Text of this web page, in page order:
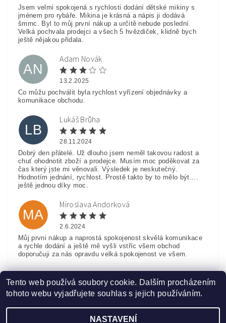
Jsem velmi spokojená s rychlosti dodání dětské mikiny s
jménem pro rybáře. Mikina je krásná a nápis ji dodává
šmrnc. Byl to můj první nákup a určitě nebude poslední.
Velká pochvala prodejci a všech 5 hvězdiček, klidně bych
ještě nějakou přidala.
AN
Adam Novák
13.2.2025
Co můžu pochválit byla rychlost vyřízení objednávky a
komunikace obchodu.
LB
Lukáš Brůha
28.11.2024
Dobrý den přátelé. Už dlouho jsem neměl takovou radost a
chuť ohodnotit zboží a prodejce. Musím moc poděkovat za
čas který jste mi věnovali. Výsledek je neskutečný.
Hodnotím jednání, rychlost. Prostě takto by to mělo být....
ještě jednou díky moc.
MA
Miroslava Andorková
2.6.2024
Můj prvni nákup a naprostá spokojenost skvělá komunikace
a rychle dodání a ještě mě vyšli vstříc všem obchod
doporučuji za nás opravdu velká spokojenost ve všem.
Tento web používá soubory cookie. Dalším procházením
tohoto webu vyjadřujete souhlas s jejich používáním.
NASTAVENÍ